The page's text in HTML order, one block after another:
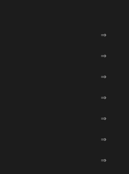
⇒
⇒
⇒
⇒
⇒
⇒
⇒